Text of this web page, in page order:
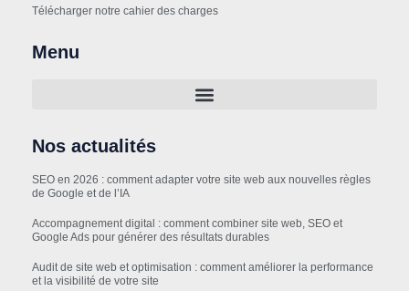
Télécharger notre cahier des charges
Menu
Nos actualités
SEO en 2026 : comment adapter votre site web aux nouvelles règles
de Google et de l’IA
Accompagnement digital : comment combiner site web, SEO et
Google Ads pour générer des résultats durables
Audit de site web et optimisation : comment améliorer la performance
et la visibilité de votre site